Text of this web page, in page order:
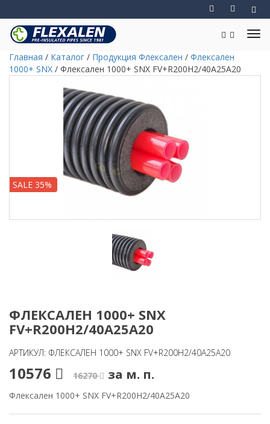
Главная / Каталог / Продукция Флексален / Флексален
1000+ SNX / Флексален 1000+ SNX FV+R200H2/40A25A20
SALE 35%
ФЛЕКСАЛЕН 1000+ SNX
FV+R200H2/40A25A20
АРТИКУЛ: ФЛЕКСАЛЕН 1000+ SNX FV+R200H2/40A25A20
10576 16270 за м. п.
Флексален 1000+ SNX FV+R200H2/40A25A20